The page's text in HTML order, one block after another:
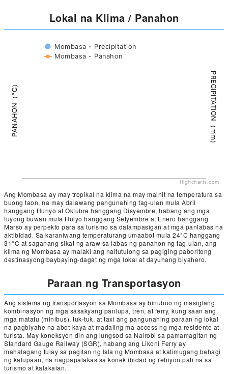
Lokal na Klima / Panahon
PANAHON（°C） PRECIPITATION（mm）
Mombasa - Precipitation
Mombasa - Panahon
Highcharts.com
Ang Mombasa ay may tropikal na klima na may mainit na temperatura sa
buong taon, na may dalawang pangunahing tag-ulan mula Abril
hanggang Hunyo at Oktubre hanggang Disyembre, habang ang mga
tuyong buwan mula Hulyo hanggang Setyembre at Enero hanggang
Marso ay perpekto para sa turismo sa dalampasigan at mga panlabas na
aktibidad. Sa karaniwang temperaturang umaabot mula 24°C hanggang
31°C at saganang sikat ng araw sa labas ng panahon ng tag-ulan, ang
klima ng Mombasa ay malaki ang naitutulong sa pagiging paboritong
destinasyong baybaying-dagat ng mga lokal at dayuhang biyahero.
Paraan ng Transportasyon
Ang sistema ng transportasyon sa Mombasa ay binubuo ng masiglang
kombinasyon ng mga sasakyang panlupa, tren, at ferry, kung saan ang
mga matatu (minibus), tuk-tuk, at taxi ang pangunahing paraan ng lokal
na pagbiyahe na abot-kaya at madaling ma-access ng mga residente at
turista. May koneksyon din ang lungsod sa Nairobi sa pamamagitan ng
Standard Gauge Railway (SGR), habang ang Likoni Ferry ay
mahalagang tulay sa pagitan ng Isla ng Mombasa at katimugang bahagi
ng kalupaan, na nagpapalakas sa konektibidad ng rehiyon pati na sa
turismo at kalakalan.